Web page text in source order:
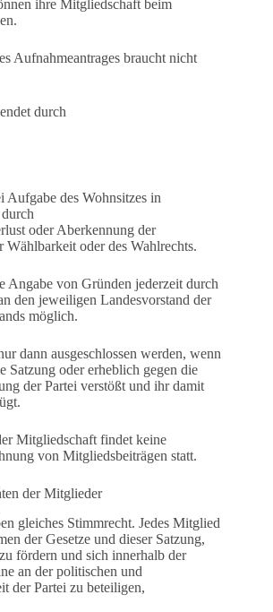
ihre Mitgliedschaft beim
Aufnahmeantrages braucht nicht
durch
Aufgabe des Wohnsitzes in
oder Aberkennung der
Wählbarkeit oder des Wahlrechts.
Angabe von Gründen jederzeit durch
den jeweiligen Landesvorstand der
möglich.
dann ausgeschlossen werden, wenn
Satzung oder erheblich gegen die
der Partei verstößt und ihr damit
Mitgliedschaft findet keine
von Mitgliedsbeiträgen statt.
der Mitglieder
gleiches Stimmrecht. Jedes Mitglied
der Gesetze und dieser Satzung,
fördern und sich innerhalb der
an der politischen und
der Partei zu beteiligen,